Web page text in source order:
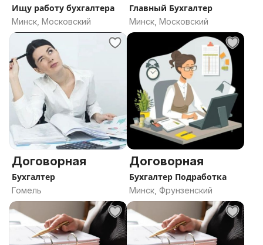
Ищу работу бухгалтера
Минск, Московский
Главный Бухгалтер
Минск, Московский
Договорная
Бухгалтер
Гомель
Договорная
Бухгалтер Подработка
Минск, Фрунзенский